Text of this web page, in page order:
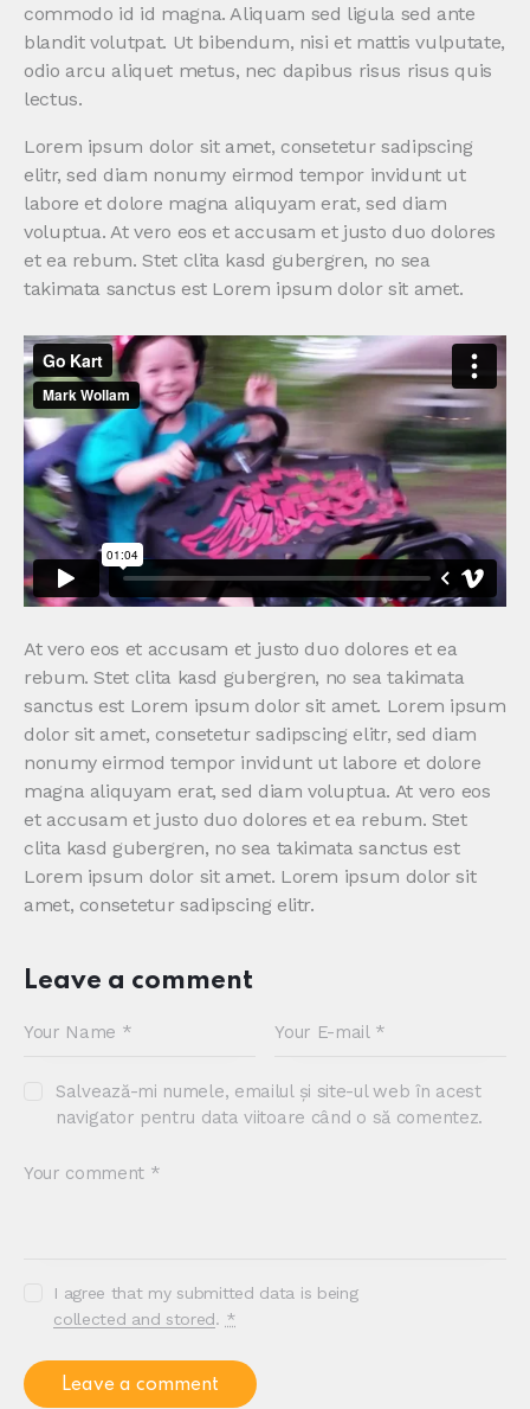
commodo id id magna. Aliquam sed ligula sed ante
blandit volutpat. Ut bibendum, nisi et mattis vulputate,
odio arcu aliquet metus, nec dapibus risus risus quis
lectus.
Lorem ipsum dolor sit amet, consetetur sadipscing
elitr, sed diam nonumy eirmod tempor invidunt ut
labore et dolore magna aliquyam erat, sed diam
voluptua. At vero eos et accusam et justo duo dolores
et ea rebum. Stet clita kasd gubergren, no sea
takimata sanctus est Lorem ipsum dolor sit amet.
At vero eos et accusam et justo duo dolores et ea
rebum. Stet clita kasd gubergren, no sea takimata
sanctus est Lorem ipsum dolor sit amet. Lorem ipsum
dolor sit amet, consetetur sadipscing elitr, sed diam
nonumy eirmod tempor invidunt ut labore et dolore
magna aliquyam erat, sed diam voluptua. At vero eos
et accusam et justo duo dolores et ea rebum. Stet
clita kasd gubergren, no sea takimata sanctus est
Lorem ipsum dolor sit amet. Lorem ipsum dolor sit
amet, consetetur sadipscing elitr.
Leave a comment
Salvează-mi numele, emailul și site-ul web în acest
navigator pentru data viitoare când o să comentez.
I agree that my submitted data is being
collected and stored. *